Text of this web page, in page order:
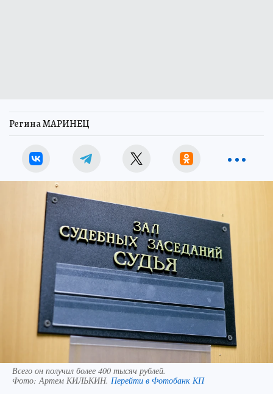
Регина МАРИНЕЦ
Всего он получил более 400 тысяч рублей.
Фото:Артем КИЛЬКИН. Перейти в Фотобанк КП